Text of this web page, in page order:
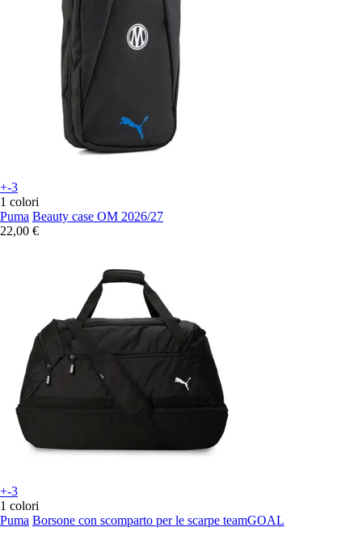
+-3
1 colori
Puma Beauty case OM 2026/27
22,00 €
+-3
1 colori
Puma Borsone con scomparto per le scarpe teamGOAL